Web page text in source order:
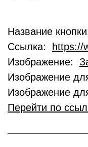
Название
Ссылка:
https://
Изображение:
Изображение
Изображение
Перейти по